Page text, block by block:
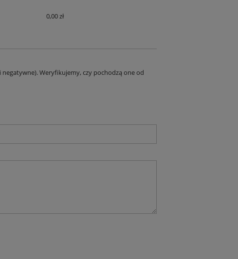
EWENTUALNYCH
0,00 zł
Weryfikujemy, czy pochodzą one od